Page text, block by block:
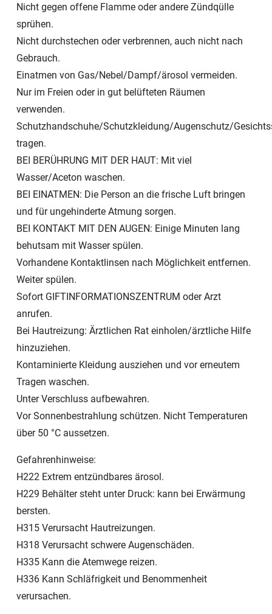
Nicht gegen offene Flamme oder andere Zündqülle
sprühen.
Nicht durchstechen oder verbrennen, auch nicht nach
Gebrauch.
Einatmen von Gas/Nebel/Dampf/ärosol vermeiden.
Nur im Freien oder in gut belüfteten Räumen
verwenden.
Schutzhandschuhe/Schutzkleidung/Augenschutz/
tragen.
BEI BERÜHRUNG MIT DER HAUT: Mit viel
Wasser/Aceton waschen.
BEI EINATMEN: Die Person an die frische Luft bringen
und für ungehinderte Atmung sorgen.
BEI KONTAKT MIT DEN AUGEN: Einige Minuten lang
behutsam mit Wasser spülen.
Vorhandene Kontaktlinsen nach Möglichkeit entfernen.
Weiter spülen.
Sofort GIFTINFORMATIONSZENTRUM oder Arzt
anrufen.
Bei Hautreizung: Ärztlichen Rat einholen/ärztliche Hilfe
hinzuziehen.
Kontaminierte Kleidung ausziehen und vor erneutem
Tragen waschen.
Unter Verschluss aufbewahren.
Vor Sonnenbestrahlung schützen. Nicht Temperaturen
über 50 °C aussetzen.
Gefahrenhinweise:
H222 Extrem entzündbares ärosol.
H229 Behälter steht unter Druck: kann bei Erwärmung
bersten.
H315 Verursacht Hautreizungen.
H318 Verursacht schwere Augenschäden.
H335 Kann die Atemwege reizen.
H336 Kann Schläfrigkeit und Benommenheit
verursachen.